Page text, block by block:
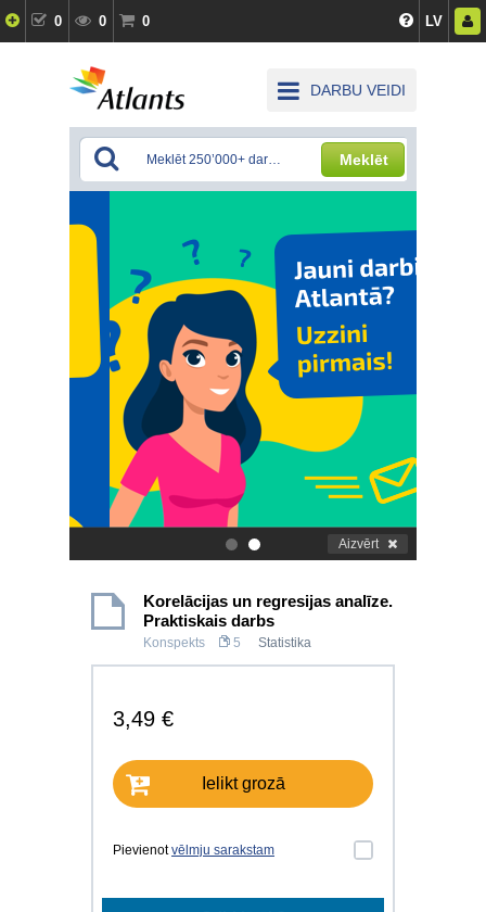
0 0 0 LV
DARBU VEIDI
Meklēt
. Aizvērt
Korelācijas un regresijas analīze.
Praktiskais darbs
Konspekts 5 Statistika
3,49 €
Ielikt grozā
Pievienotvēlmju sarakstam